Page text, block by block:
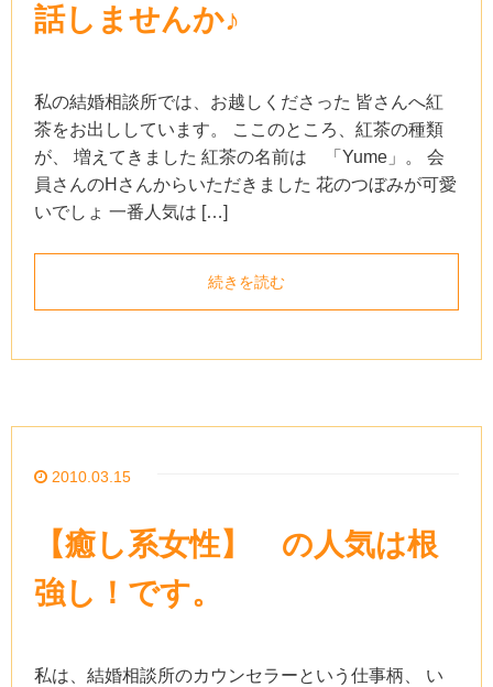
話しませんか♪
私の結婚相談所では、お越しくださった 皆さんへ紅
茶をお出ししています。 ここのところ、紅茶の種類
が、 増えてきました 紅茶の名前は 「Yume」。 会
員さんのHさんからいただきました 花のつぼみが可愛
いでしょ 一番人気は […]
続きを読む
2010.03.15
【癒し系女性】 の人気は根
強し！です。
私は、結婚相談所のカウンセラーという仕事柄、 い